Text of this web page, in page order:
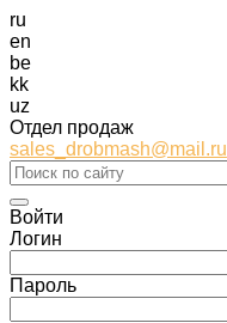
ru
en
be
kk
uz
Отдел продаж
sales_drobmash@mail.ru
Войти
Логин
Пароль